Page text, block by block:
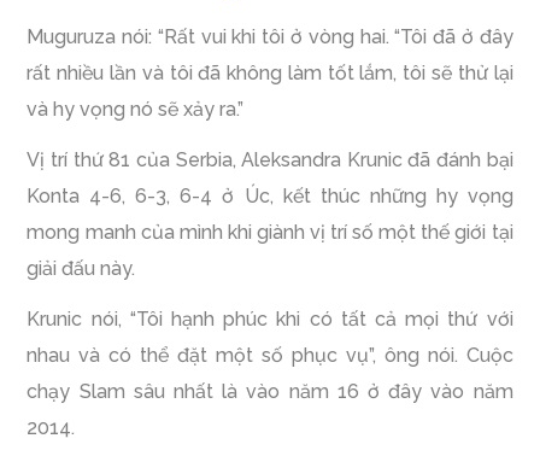
Muguruza nói: “Rất vui khi tôi ở vòng hai. “Tôi đã ở đây
rất nhiều lần và tôi đã không làm tốt lắm, tôi sẽ thử lại
và hy vọng nó sẽ xảy ra.”
Vị trí thứ 81 của Serbia, Aleksandra Krunic đã đánh bại
Konta 4-6, 6-3, 6-4 ở Úc, kết thúc những hy vọng
mong manh của mình khi giành vị trí số một thế giới tại
giải đấu này.
Krunic nói, “Tôi hạnh phúc khi có tất cả mọi thứ với
nhau và có thể đặt một số phục vụ”, ông nói. Cuộc
chạy Slam sâu nhất là vào năm 16 ở đây vào năm
2014.